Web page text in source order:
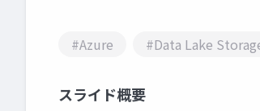
#Azure #Data Lake
スライド概要